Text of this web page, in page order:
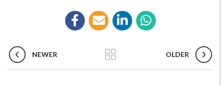
NEWER OLDER